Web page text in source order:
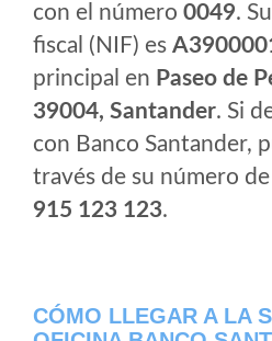
con el número 0049.
fiscal (NIF) es
principal en Paseo de
39004, Santander. Si
con Banco Santander,
través de su número
915 123 123.
CÓMO LLEGAR A LA